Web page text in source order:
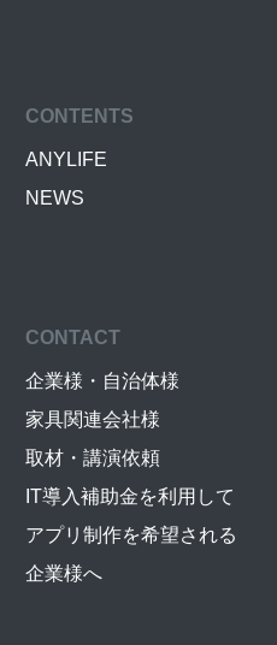
CONTENTS
ANYLIFE
NEWS
CONTACT
企業様・自治体様
家具関連会社様
取材・講演依頼
IT導入補助金を利用して
アプリ制作を希望される
企業様へ